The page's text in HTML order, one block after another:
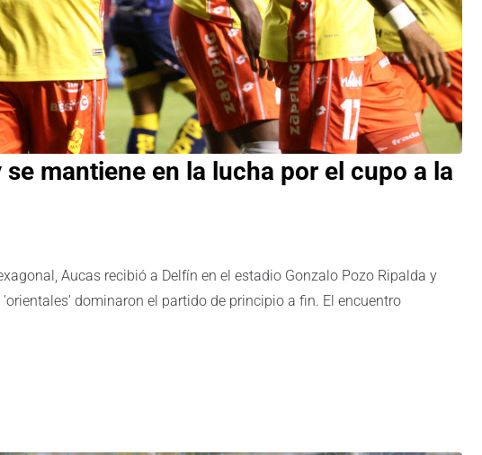
mantiene en la lucha por el cupo a la
Aucas recibió a Delfín en el estadio Gonzalo Pozo Ripalda y
dominaron el partido de principio a fin. El encuentro